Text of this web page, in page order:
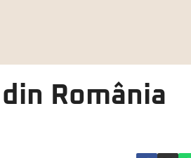
România